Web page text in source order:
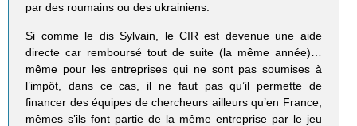
par des roumains ou des ukrainiens.
Si comme le dis Sylvain, le CIR est devenue une aide
directe car remboursé tout de suite (la même année)…
même pour les entreprises qui ne sont pas soumises à
l’impôt, dans ce cas, il ne faut pas qu’il permette de
financer des équipes de chercheurs ailleurs qu’en France,
mêmes s’ils font partie de la même entreprise par le jeu